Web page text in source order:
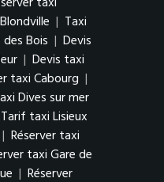
| Taxi
Bois | Devis
| Devis taxi
taxi Cabourg |
Dives sur mer
Tarif taxi Lisieux
| Réserver taxi
taxi Gare de
| Réserver